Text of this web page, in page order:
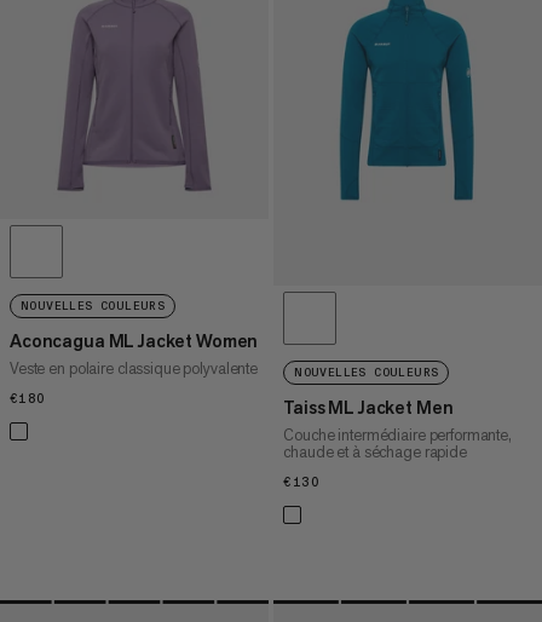
PRIX CROISSANT
PRIX DÉCROISSANT
NOUVEAUTÉS
ÉVALUATION
NOUVELLES COULEURS
Aconcagua ML Jacket Women
Veste en polaire classique polyvalente
€180
NOUVELLES COULEURS
Taiss ML Jacket Men
Couche intermédiaire performante,
chaude et à séchage rapide
€130